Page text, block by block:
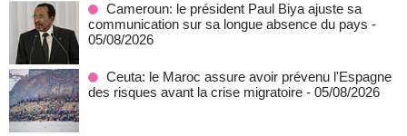
Cameroun: le président Paul Biya ajuste sa
communication sur sa longue absence du pays -
05/08/2026
Ceuta: le Maroc assure avoir prévenu l'Espagne
des risques avant la crise migratoire - 05/08/2026